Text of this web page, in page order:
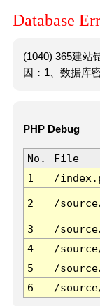
Database
(1040) 365建站
因：1、数据库
PHP Debug
No. File
1
/
2 /
3 /
4
/
5
/
6
/